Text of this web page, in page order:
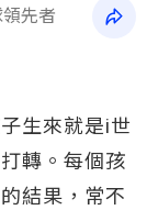
先者
生來就是i世
轉。每個孩
結果，常不